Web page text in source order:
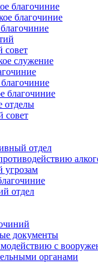
благочиние
благочиние
совет
служение
благочиние
отделы
совет
отдел
угрозам
отдел
документы
с
органами